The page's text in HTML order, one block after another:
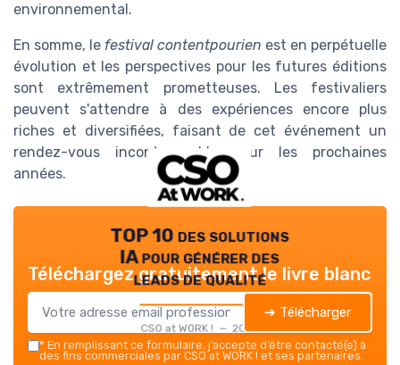
environnemental.
En somme, le festival contentpourien est en perpétuelle
évolution et les perspectives pour les futures éditions
sont extrêmement prometteuses. Les festivaliers
peuvent s'attendre à des expériences encore plus
riches et diversifiées, faisant de cet événement un
rendez-vous incontournable pour les prochaines
années.
TOP 10 des solutions
IA pour générer des
leads de qualité
CSO at WORK ! — 2026
Téléchargez gratuitement le livre blanc
➔ Télécharger
* En remplissant ce formulaire, j’accepte d’être contacté(e) à
des fins commerciales par CSO at WORK ! et ses partenaires.